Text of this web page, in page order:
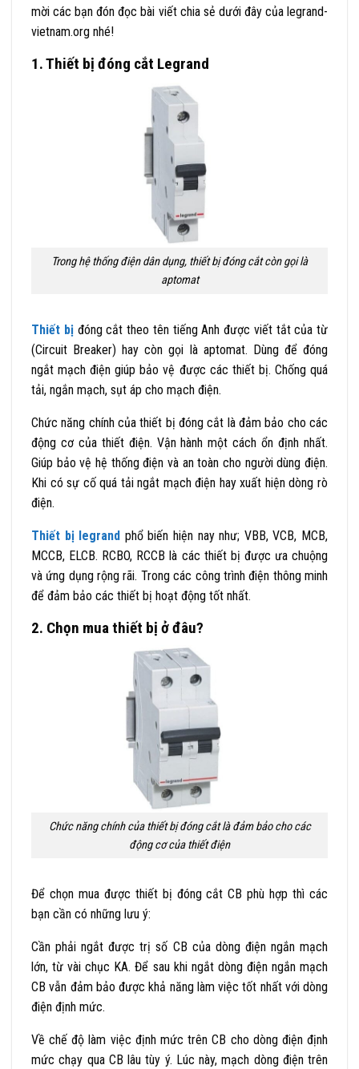
mời các bạn đón đọc bài viết chia sẻ dưới đây của legrand-
vietnam.org nhé!
1. Thiết bị đóng cắt Legrand
Trong hệ thống điện dân dụng, thiết bị đóng cắt còn gọi là
aptomat
Thiết bị đóng cắt theo tên tiếng Anh được viết tắt của từ
(Circuit Breaker) hay còn gọi là aptomat. Dùng để đóng
ngắt mạch điện giúp bảo vệ được các thiết bị. Chống quá
tải, ngắn mạch, sụt áp cho mạch điện.
Chức năng chính của thiết bị đóng cắt là đảm bảo cho các
động cơ của thiết điện. Vận hành một cách ổn định nhất.
Giúp bảo vệ hệ thống điện và an toàn cho người dùng điện.
Khi có sự cố quá tải ngắt mạch điện hay xuất hiện dòng rò
điện.
Thiết bị legrand phổ biến hiện nay như; VBB, VCB, MCB,
MCCB, ELCB. RCBO, RCCB là các thiết bị được ưa chuộng
và ứng dụng rộng rãi. Trong các công trình điện thông minh
để đảm bảo các thiết bị hoạt động tốt nhất.
2. Chọn mua thiết bị ở đâu?
Chức năng chính của thiết bị đóng cắt là đảm bảo cho các
động cơ của thiết điện
Để chọn mua được thiết bị đóng cắt CB phù hợp thì các
bạn cần có những lưu ý:
Cần phải ngắt được trị số CB của dòng điện ngắn mạch
lớn, từ vài chục KA. Để sau khi ngắt dòng điện ngắn mạch
CB vẫn đảm bảo được khả năng làm việc tốt nhất với dòng
điện định mức.
Về chế độ làm việc định mức trên CB cho dòng điện định
mức chạy qua CB lâu tùy ý. Lúc này, mạch dòng điện trên